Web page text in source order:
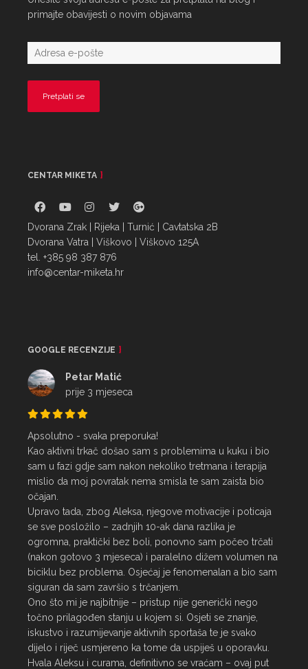
primajte obavijesti o novim objavama
CENTAR MIKETA
Dvorana Zrak | Rijeka | Turnić | Cavtatska 2B
Dvorana Vatra | Viškovo | Viškovo 125A
tel. +385 98 387 876
info@centar-miketa.hr
GOOGLE RECENZIJE
Petar Matić
prije 3 mjeseca
Apsolutno - svaka preporuka!
Kao aktivni trkač došao sam s problemima u kuku i bio
sam u fazi gdje sam nakon nekoliko tretmana i terapija
mislio da moj povratak nema smisla te sam zaista bio
očajan.
Upravo tada, zbog Aleksa, njegove motivacije i poticaja
se sve posložilo – zadnjih 10-ak dana razlika je
ogromna, praktički bez boli, ponovno sam počeo trčati
(nakon gotovo 3 mjeseca) i paralelno dižem volumen na
biciklu bez problema. Osjećaj je fenomenalan a bio sam
siguran da sam završio s trčanjem.
Ono što mi je najbitnije – pristup nije generički nego
točno prilagođen stanju u kojem si. Osjeti se znanje,
iskustvo i razumijevanje aktivnih sportaša te je svako
dijelo i riječ usmjereno ka tome da uspiješ u oporavku.
Hvala Aleksu i curama, definitivno se vraćam – ovaj put